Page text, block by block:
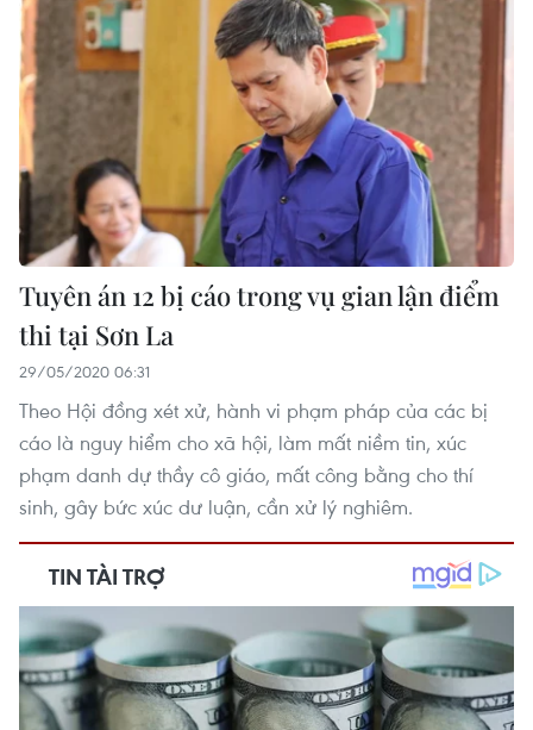
Tuyên án 12 bị cáo trong vụ gian lận điểm
thi tại Sơn La
29/05/2020 06:31
Theo Hội đồng xét xử, hành vi phạm pháp của các bị
cáo là nguy hiểm cho xã hội, làm mất niềm tin, xúc
phạm danh dự thầy cô giáo, mất công bằng cho thí
sinh, gây bức xúc dư luận, cần xử lý nghiêm.